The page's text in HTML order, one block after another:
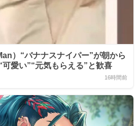
）“バナナスナイパー”が朝から
愛い”“元気もらえる”と歓喜
16時間前